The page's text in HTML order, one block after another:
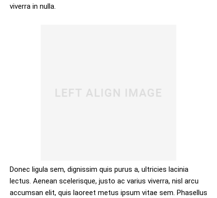
viverra in nulla.
Donec ligula sem, dignissim quis purus a, ultricies lacinia
lectus. Aenean scelerisque, justo ac varius viverra, nisl arcu
accumsan elit, quis laoreet metus ipsum vitae sem. Phasellus